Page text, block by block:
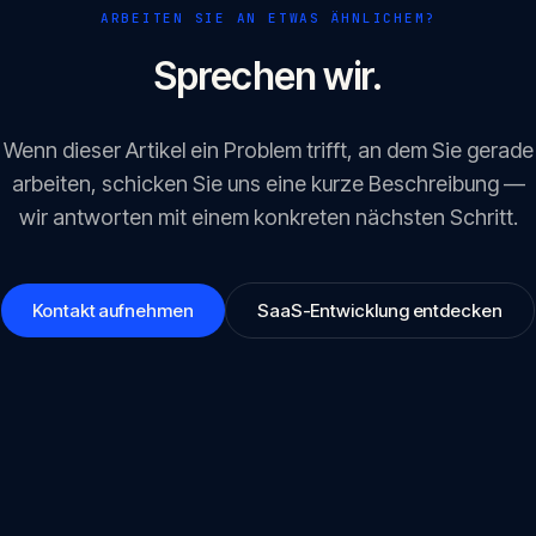
ARBEITEN SIE AN ETWAS ÄHNLICHEM?
Sprechen wir.
Wenn dieser Artikel ein Problem trifft, an dem Sie gerade
arbeiten, schicken Sie uns eine kurze Beschreibung —
wir antworten mit einem konkreten nächsten Schritt.
Kontakt aufnehmen SaaS-Entwicklung entdecken